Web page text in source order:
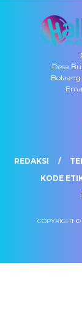
Desa
REDAKSI
KODE
COPYRIGHT